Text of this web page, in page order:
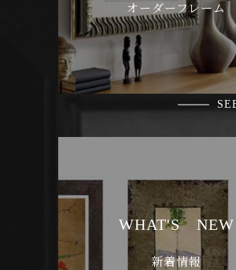
オーダーフレーム
WHAT'S NEW
新着情報